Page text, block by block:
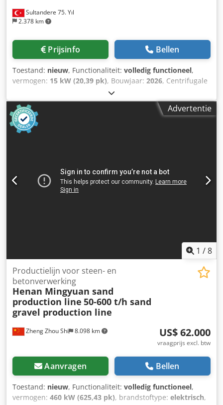
Sultandere 75. Yıl
2.378 km
Prijsinfo Bellen
Toestand: nieuw, Functionaliteit: volledig functioneel,
vermogen: 15 kW (20,39 pk), Bouwjaar: 2026, Centrifugale
goudconcentrator, Knelson en Falcon type Dsdpfjytnqijx
Aiuokr
Advertentie
1 /8
Zheng Zhou Shi 8.098 km
Productielijn voor steen- en
betonverwerking
Henan Mingyuan sand
production line 50-600 t/h sand
gravel production line
US$ 62.000
vraagprijs excl. btw
Aanvragen Bellen
Toestand: nieuw, Functionaliteit: volledig functioneel,
vermogen: 460 kW (625,43 pk), brandstoftype: elektrisch,